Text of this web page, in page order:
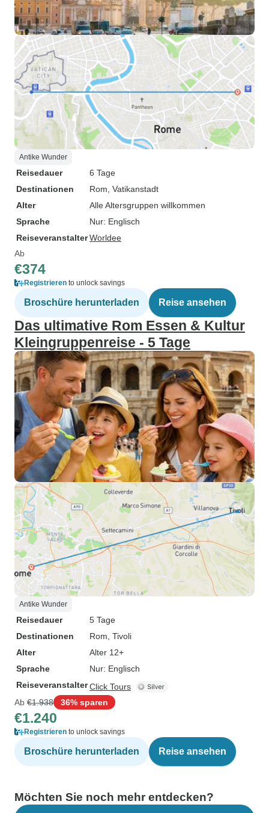
Antike Wunder
Reisedauer
6 Tage
Destinationen
Rom , Vatikanstadt
Alter
Alle Altersgruppen willkommen
Sprache
Nur: Englisch
ReiseveranstalterWorldee
Ab
€374
Registrieren to unlock savings
Broschüre herunterladen Reise ansehen
Das ultimative Rom Essen & Kultur
Kleingruppenreise - 5 Tage
Antike Wunder
Reisedauer
5 Tage
Destinationen
Rom , Tivoli
Alter
Alter 12+
Sprache
Nur: Englisch
ReiseveranstalterClick Tours
Ab €1.938 36% sparen
€1.240
Registrieren to unlock savings
Broschüre herunterladen Reise ansehen
Möchten Sie noch mehr entdecken?